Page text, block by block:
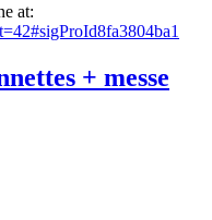
at:
+ messe